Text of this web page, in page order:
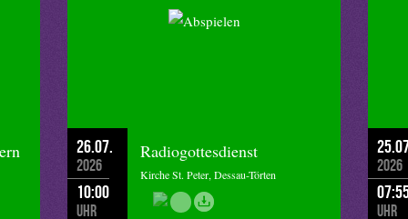
26.07.
2026
10:00
Uhr
Radiogottesdienst
Kirche St. Peter, Dessau-Törten
2026
Uhr